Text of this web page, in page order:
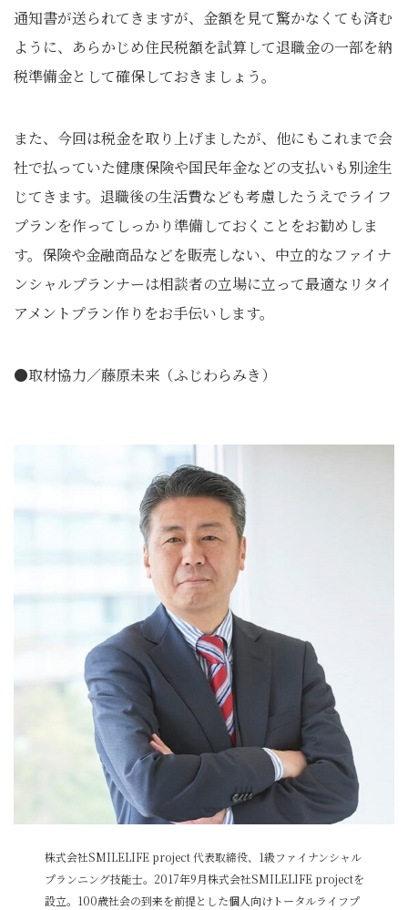
通知書が送られてきますが、金額を見て驚かなくても済む
ように、あらかじめ住民税額を試算して退職金の一部を納
税準備金として確保しておきましょう。
また、今回は税金を取り上げましたが、他にもこれまで会
社で払っていた健康保険や国民年金などの支払いも別途生
じてきます。退職後の生活費なども考慮したうえでライフ
プランを作ってしっかり準備しておくことをお勧めしま
す。保険や金融商品などを販売しない、中立的なファイナ
ンシャルプランナーは相談者の立場に立って最適なリタイ
アメントプラン作りをお手伝いします。
●取材協力／藤原未来（ふじわらみき）
株式会社SMILELIFE project 代表取締役、1級ファイナンシャル
プランニング技能士。2017年9月株式会社SMILELIFE projectを
設立。100歳社会の到来を前提とした個人向けトータルライフプ